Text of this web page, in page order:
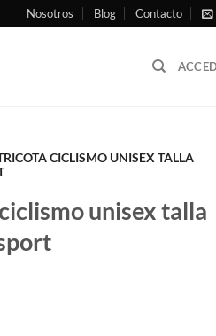
Nosotros Blog Contacto
CICLISMO UNISEX TALLA
unisex talla